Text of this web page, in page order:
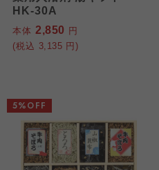
HK-30A
本体 2,850 円
(税込 3,135 円)
5%OFF